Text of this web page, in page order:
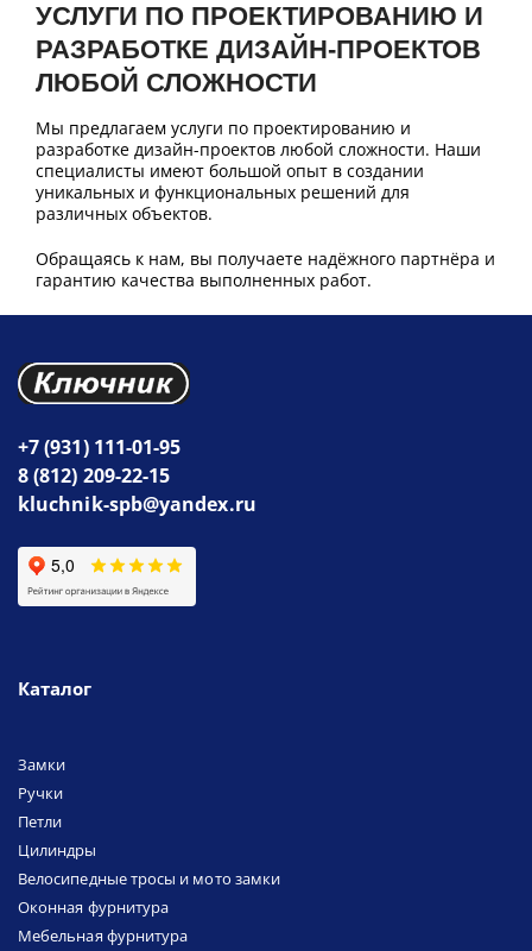
УСЛУГИ ПО ПРОЕКТИРОВАНИЮ И
РАЗРАБОТКЕ ДИЗАЙН-ПРОЕКТОВ
ЛЮБОЙ СЛОЖНОСТИ
Мы предлагаем услуги по проектированию и
разработке дизайн-проектов любой сложности. Наши
специалисты имеют большой опыт в создании
уникальных и функциональных решений для
различных объектов.
Обращаясь к нам, вы получаете надёжного партнёра и
гарантию качества выполненных работ.
+7 (931) 111-01-95
8 (812) 209-22-15
kluchnik-spb@yandex.ru
Каталог
Замки
Ручки
Петли
Цилиндры
Велосипедные тросы и мото замки
Оконная фурнитура
Мебельная фурнитура